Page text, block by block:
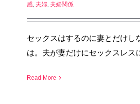
感, 夫婦, 夫婦関係
セックスはするのに妻とだけし
は。夫が妻だけにセックスレス
Read More